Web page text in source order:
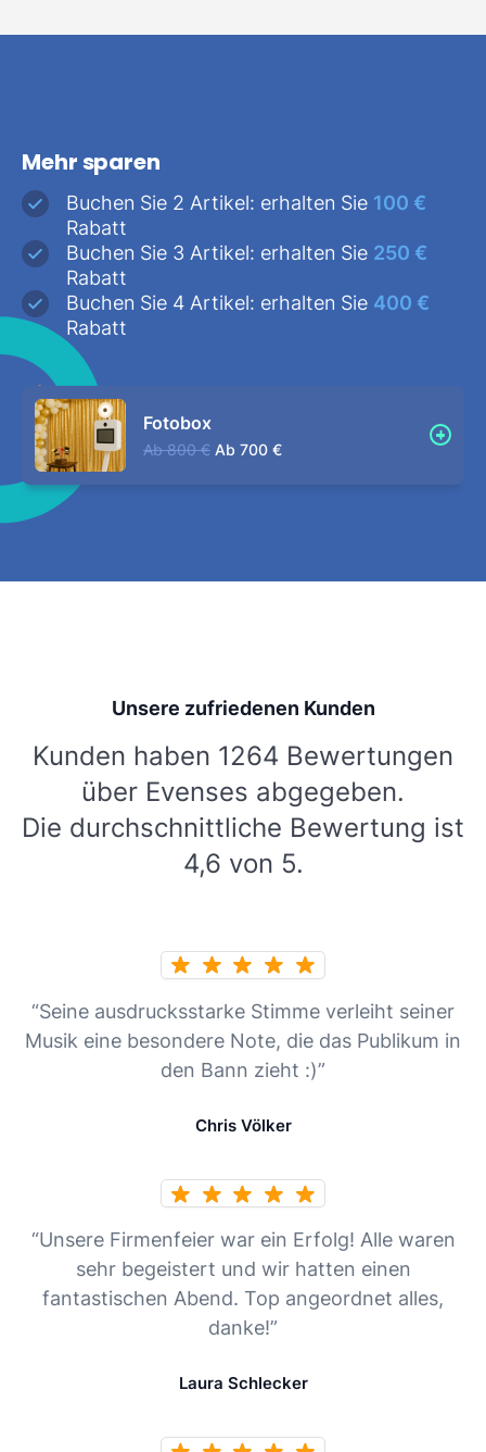
Mehr sparen
Buchen Sie 2 Artikel: erhalten Sie 100 €
Rabatt
Buchen Sie 3 Artikel: erhalten Sie 250 €
Rabatt
Buchen Sie 4 Artikel: erhalten Sie 400 €
Rabatt
Fotobox
Ab 800 € Ab 700 €
Unsere zufriedenen Kunden
Kunden haben 1264 Bewertungen
über Evenses abgegeben.
Die durchschnittliche Bewertung ist
4,6 von 5.
“Seine ausdrucksstarke Stimme verleiht seiner
Musik eine besondere Note, die das Publikum in
den Bann zieht :)”
Chris Völker
“Unsere Firmenfeier war ein Erfolg! Alle waren
sehr begeistert und wir hatten einen
fantastischen Abend. Top angeordnet alles,
danke!”
Laura Schlecker